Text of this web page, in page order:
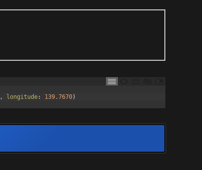
, longitude : 139.7670)